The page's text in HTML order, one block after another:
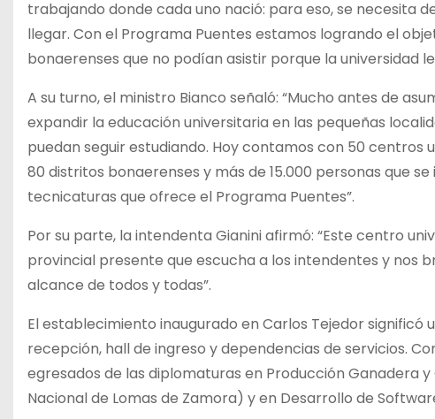
trabajando donde cada uno nació: para eso, se necesita
llegar. Con el Programa Puentes estamos logrando el
bonaerenses que no podían asistir porque la universidad
A su turno, el ministro Bianco señaló: “Mucho antes de
expandir la educación universitaria en las pequeñas
puedan seguir estudiando. Hoy contamos con 50 centros
80 distritos bonaerenses y más de 15.000 personas que
tecnicaturas que ofrece el Programa Puentes”.
Por su parte, la intendenta Gianini afirmó: “Este centro
provincial presente que escucha a los intendentes y nos
alcance de todos y todas”.
El establecimiento inaugurado en Carlos Tejedor significó
recepción, hall de ingreso y dependencias de servicios.
egresados de las diplomaturas en Producción Ganadera
Nacional de Lomas de Zamora) y en Desarrollo de